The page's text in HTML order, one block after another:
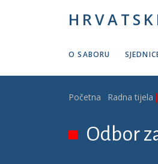
O SABORU
Početna Radna tijela
Odbor